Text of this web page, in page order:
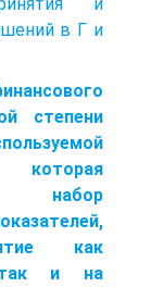
в Г и
степени
которая
набор
как
так и на